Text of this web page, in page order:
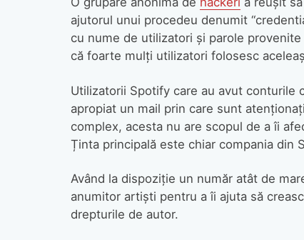
ajutorul unui procedeu denumit
cu nume de utilizatori și parole
că foarte mulți utilizatori folosesc
Utilizatorii Spotify care au avut conturile
apropiat un mail prin care sunt
complex, acesta nu are scopul de a îi
Ținta principală este chiar compania din
Având la dispoziție un număr atât de
anumitor artiști pentru a îi ajuta să
drepturile de autor.